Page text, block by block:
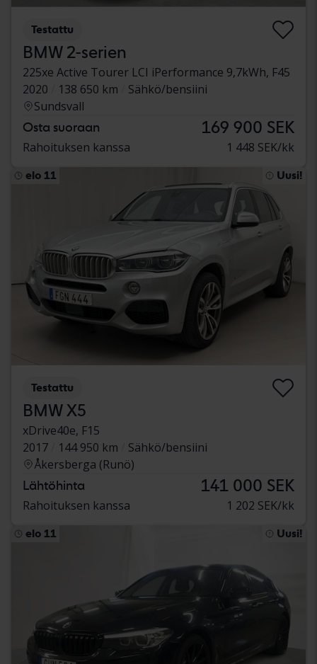
Testattu
BMW 2-serien
225xe Active Tourer LCI iPerformance 9,7kWh, F45
2020
138 650 km
Sähkö/bensiini
Sundsvall
Osta suoraan 169 900 SEK
Rahoituksen kanssa 1 448 SEK/kk
elo 11 Uusi!
Testattu
BMW X5
xDrive40e, F15
2017
144 950 km
Sähkö/bensiini
Åkersberga (Runö)
Lähtöhinta 141 000 SEK
Rahoituksen kanssa 1 202 SEK/kk
elo 11 Uusi!